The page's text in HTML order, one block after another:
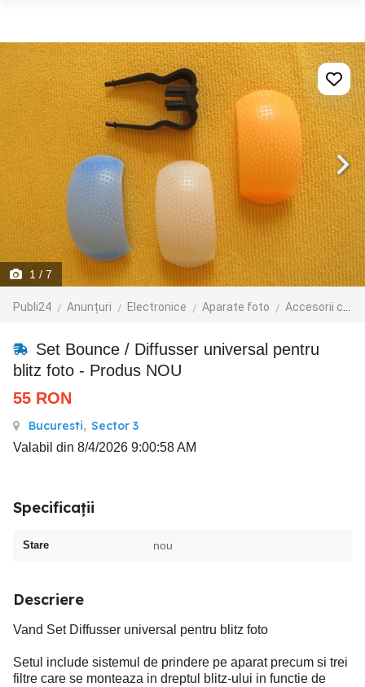
1 / 7
Publi24 Anunțuri Electronice Aparate foto Accesorii camere foto
Set Bounce / Diffusser universal pentru
blitz foto - Produs NOU
55 RON
Bucuresti, Sector 3
Valabil din 8/4/2026 9:00:58 AM
Specificații
Stare nou
Descriere
Vand Set Diffusser universal pentru blitz foto
Setul include sistemul de prindere pe aparat precum si trei
filtre care se monteaza in dreptul blitz-ului in functie de